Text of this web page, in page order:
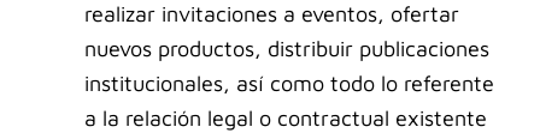
realizar invitaciones a eventos, ofertar
nuevos productos, distribuir publicaciones
institucionales, así como todo lo referente
a la relación legal o contractual existente